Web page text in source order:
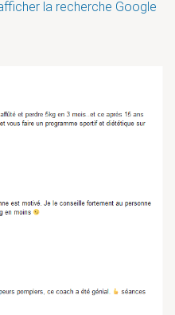
la recherche Google